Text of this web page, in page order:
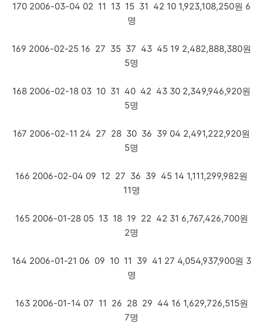
170 2006-03-04 02 11 13 15 31 42 10 1,923,108,250원 6
명
169 2006-02-25 16 27 35 37 43 45 19 2,482,888,380원
5명
168 2006-02-18 03 10 31 40 42 43 30 2,349,946,920원
5명
167 2006-02-11 24 27 28 30 36 39 04 2,491,222,920원
5명
166 2006-02-04 09 12 27 36 39 45 14 1,111,299,982원
11명
165 2006-01-28 05 13 18 19 22 42 31 6,767,426,700원
2명
164 2006-01-21 06 09 10 11 39 41 27 4,054,937,900원 3
명
163 2006-01-14 07 11 26 28 29 44 16 1,629,726,515원
7명